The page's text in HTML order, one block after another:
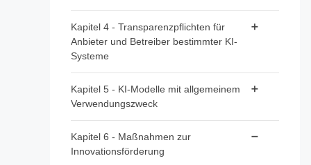
Artikel 4 - KI-Kompetenz
Abschnitt 1 - Einstufung von KI-Systemen als
Hochrisiko-KI-Systeme
Artikel 7 - Änderungen des Anhangs III
Systeme
Kapitel 4 - Transparenzpflichten für
Anbieter und Betreiber bestimmter KI-
Systeme
Anbieter und Betreiber bestimmter KI-
Systeme
Kapitel 5 - KI-Modelle mit allgemeinem
Verwendungszweck
Abschnitt 1 - Einstufungsvorschriften
Artikel 51 - Einstufung von KI-Modellen mit
Kapitel 6 - Maßnahmen zur
Innovationsförderung